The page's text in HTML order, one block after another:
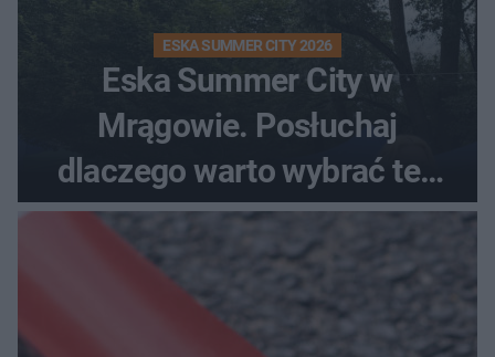
ESKA SUMMER CITY 2026
Eska Summer City w
Mrągowie. Posłuchaj
dlaczego warto wybrać ten
kierunek na urlop!